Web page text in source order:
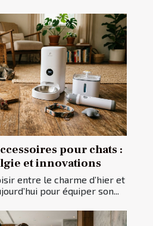
pour chats :
et innovations
entre le charme d’hier et
pour équiper son...